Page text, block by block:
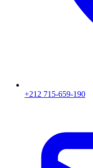
+212 715-659-190